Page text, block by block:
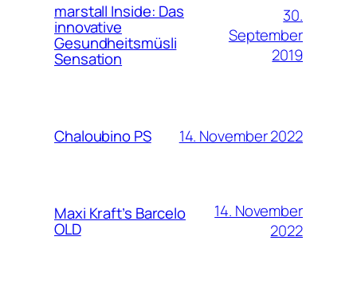
marstall Inside: Das
innovative
Gesundheitsmüsli
Sensation
30.
September
2019
Chaloubino PS 14. November 2022
Maxi Kraft’s Barcelo
OLD
14. November
2022